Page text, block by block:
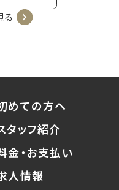
る
めての方へ
タッフ紹介
金・お支払い
人情報